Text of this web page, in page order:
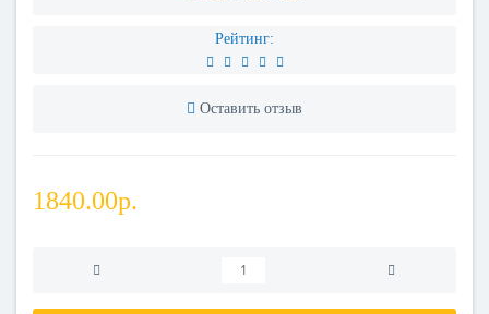
Рейтинг:
Оставить отзыв
1840.00р.